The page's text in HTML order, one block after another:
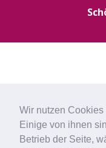
Wir nutzen
Einige von ihnen
Betrieb der Seite,